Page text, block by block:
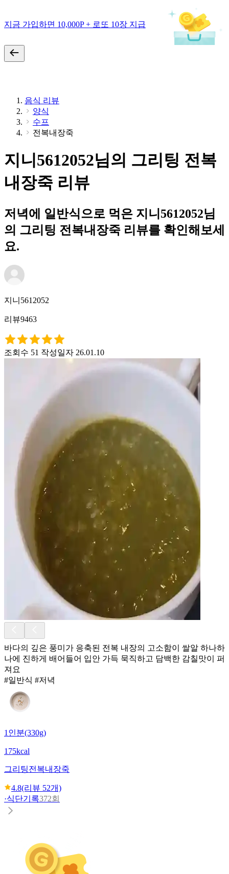
지금 가입하면 10,000P + 로또 10장 지급
음식 리뷰
양식
수프
전복내장죽
지니5612052님의 그리팅 전복
내장죽 리뷰
저녁에 일반식으로 먹은 지니5612052님
의 그리팅 전복내장죽 리뷰를 확인해보세
요.
지니5612052
리뷰9463
조회수 51 작성일자 26.01.10
바다의 깊은 풍미가 응축된 전복 내장의 고소함이 쌀알 하나하
나에 진하게 배어들어 입안 가득 묵직하고 담백한 감칠맛이 퍼
져요
#일반식 #저녁
1인분(330g)
175kcal
그리팅전복내장죽
4.8(리뷰 52개)
·식단기록372회